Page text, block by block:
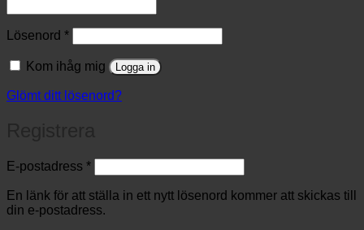
Lösenord *Obligatoriskt
Kom ihåg mig Logga in
Glömt ditt lösenord?
E-postadress *Obligatoriskt
En länk för att ställa in ett nytt lösenord kommer att skickas till
din e-postadress.